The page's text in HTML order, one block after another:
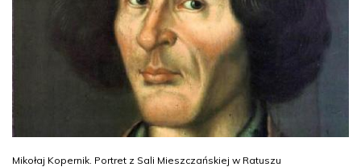
Mikołaj Kopernik. Portret z Sali Mieszczańskiej w Ratuszu